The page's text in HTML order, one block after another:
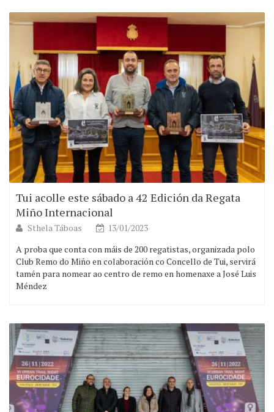
Tui acolle este sábado a 42 Edición da Regata
Miño Internacional
Sthela Táboas
13/01/2023
A proba que conta con máis de 200 regatistas, organizada polo
Club Remo do Miño en colaboración co Concello de Tui, servirá
tamén para nomear ao centro de remo en homenaxe a José Luis
Méndez